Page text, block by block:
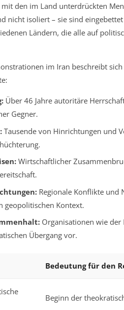
den im Land unterdrückten
nicht isoliert – sie sind
Ländern, die alle auf
im Iran beschreibt
Über 46 Jahre autoritäre
Gegner.
Tausende von Hinrichtungen und
Wirtschaftlicher
Regionale Konflikte und
geopolitischen Kontext.
Organisationen wie der
Übergang vor.
Bedeutung für den
Beginn der